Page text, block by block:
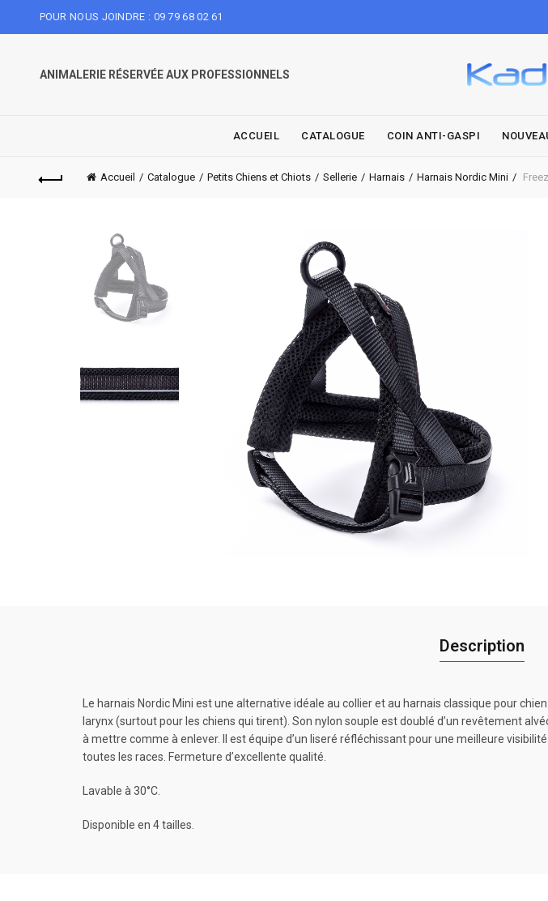
POUR NOUS JOINDRE : 09 79 68 02 61
ANIMALERIE RÉSERVÉE AUX PROFESSIONNELS
ACCUEIL CATALOGUE COIN ANTI-GASPI
Accueil Catalogue Petits Chiens et Chiots Sellerie Harnais Harnais Nordic Mini
Description
Le harnais Nordic Mini est une alternative idéale au collier et au harnais classique pour
larynx (surtout pour les chiens qui tirent). Son nylon souple est doublé d’un revêtement
à mettre comme à enlever. Il est équipe d’un liseré réfléchissant pour une meilleure
toutes les races. Fermeture d’excellente qualité.
Lavable à 30°C.
Disponible en 4 tailles.